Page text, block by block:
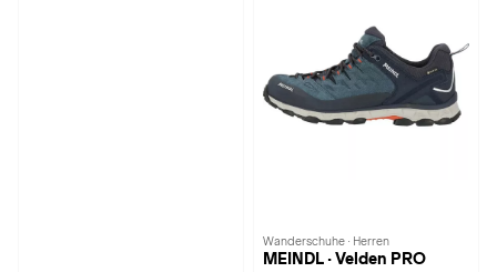
Wanderschuhe · Herren
MEINDL · Velden PRO